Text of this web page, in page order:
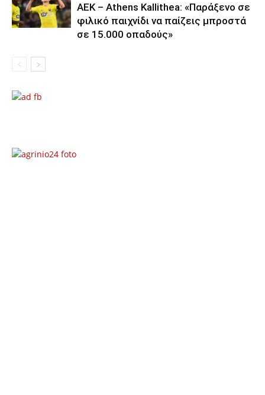
ΑΕΚ – Athens Kallithea: «Παράξενο σε
φιλικό παιχνίδι να παίζεις μπροστά
σε 15.000 οπαδούς»